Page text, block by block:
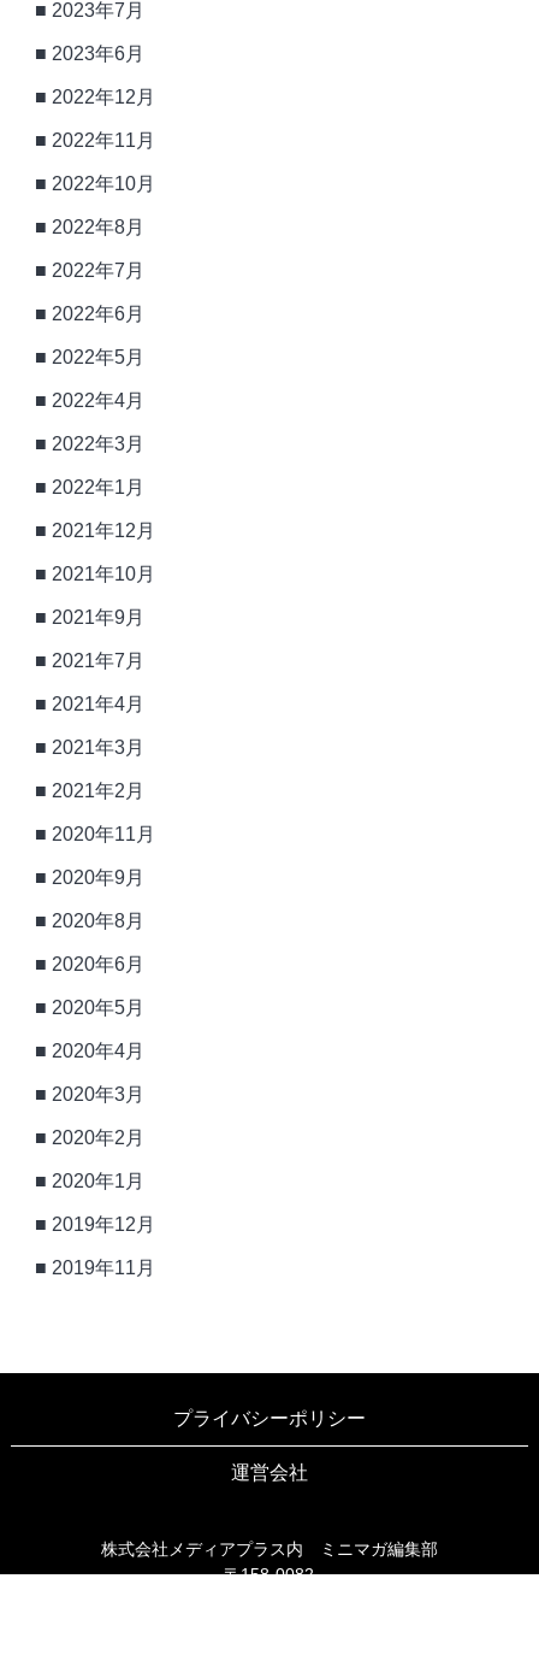
2023年7月
2023年6月
2022年12月
2022年11月
2022年10月
2022年8月
2022年7月
2022年6月
2022年5月
2022年4月
2022年3月
2022年1月
2021年12月
2021年10月
2021年9月
2021年7月
2021年4月
2021年3月
2021年2月
2020年11月
2020年9月
2020年8月
2020年6月
2020年5月
2020年4月
2020年3月
2020年2月
2020年1月
2019年12月
2019年11月
プライバシーポリシー
運営会社
株式会社メディアプラス内 ミニマガ編集部
〒158-0082